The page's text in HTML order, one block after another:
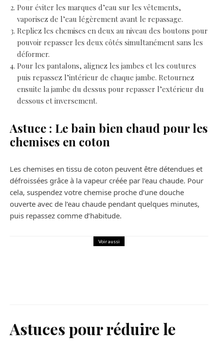
Pour éviter les marques d’eau sur les vêtements,
vaporisez de l’eau légèrement avant le repassage.
Repliez les chemises en deux au niveau des boutons pour
pouvoir repasser les deux côtés simultanément sans les
déformer.
Pour les pantalons, alignez les jambes et les coutures
puis repassez l’intérieur de chaque jambe. Retournez
ensuite la jambe du dessus pour repasser l’extérieur du
dessous et inversement.
Astuce : Le bain bien chaud pour les
chemises en coton
Les chemises en tissu de coton peuvent être détendues et
défroissées grâce à la vapeur créée par l’eau chaude. Pour
cela, suspendez votre chemise proche d’une douche
ouverte avec de l’eau chaude pendant quelques minutes,
puis repassez comme d’habitude.
Voir aussi
Astuces pour réduire le